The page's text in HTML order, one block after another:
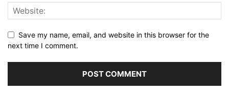
Save my name, email, and website in this browser for the
next time I comment.